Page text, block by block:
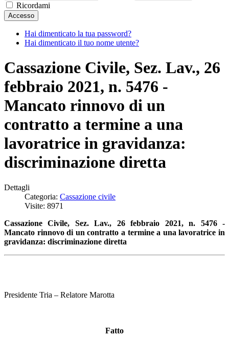
Ricordami
Accesso
Hai dimenticato la tua password?
Hai dimenticato il tuo nome utente?
Cassazione Civile, Sez. Lav., 26
febbraio 2021, n. 5476 -
Mancato rinnovo di un
contratto a termine a una
lavoratrice in gravidanza:
discriminazione diretta
Dettagli
Categoria: Cassazione civile
Visite: 8971
Cassazione Civile, Sez. Lav., 26 febbraio 2021, n. 5476 -
Mancato rinnovo di un contratto a termine a una lavoratrice in
gravidanza: discriminazione diretta
Presidente Tria – Relatore Marotta
Fatto